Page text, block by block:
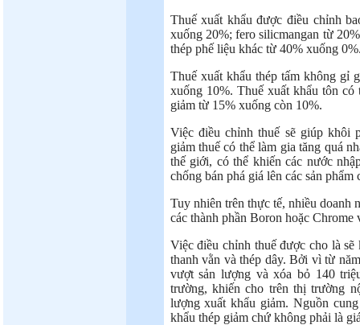
Thuế xuất khẩu được điều chỉnh
xuống 20%; fero silicmangan từ
thép phế liệu khác từ 40% xuống
Thuế xuất khẩu thép tấm không gỉ
xuống 10%. Thuế xuất khẩu tôn
giảm từ 15% xuống còn 10%.
Việc điều chỉnh thuế sẽ giúp khôi
giảm thuế có thể làm gia tăng quá
thế giới, có thể khiến các nước
chống bán phá giá lên các sản phẩm
Tuy nhiên trên thực tế, nhiều doanh
các thành phần Boron hoặc Chrome
Việc điều chỉnh thuế được cho là
thanh vằn và thép dây. Bởi vì từ
vượt sản lượng và xóa bỏ 140
trường, khiến cho trên thị trường
lượng xuất khẩu giảm. Nguồn
khẩu thép giảm chứ không phải là